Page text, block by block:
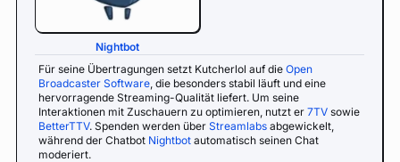
Für seine Übertragungen setzt Kutcherlol auf die Open
Broadcaster Software , die besonders stabil läuft und eine
hervorragende Streaming-Qualität liefert. Um seine
Interaktionen mit Zuschauern zu optimieren, nutzt er 7TV sowie
BetterTTV. Spenden werden über Streamlabs abgewickelt,
während der Chatbot Nightbot automatisch seinen Chat
moderiert.
Nightbot